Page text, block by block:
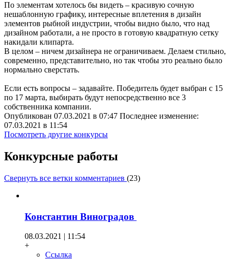
По элементам хотелось бы видеть – красивую сочную
нешаблонную графику, интересные вплетения в дизайн
элементов рыбной индустрии, чтобы видно было, что над
дизайном работали, а не просто в готовую квадратную сетку
накидали клипарта.
В целом – ничем дизайнера не ограничиваем. Делаем стильно,
современно, представительно, но так чтобы это реально было
нормально сверстать.
Если есть вопросы – задавайте. Победитель будет выбран с 15
по 17 марта, выбирать будут непосредственно все 3
собственника компании.
Опубликован 07.03.2021 в 07:47 Последнее изменение:
07.03.2021 в 11:54
Посмотреть другие конкурсы
Конкурсные работы
Свернуть все ветки комментариев (23)
Константин Виноградов
08.03.2021 | 11:54
+
Ссылка